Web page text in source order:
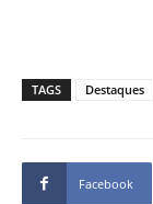
TAGS Destaques
Facebook